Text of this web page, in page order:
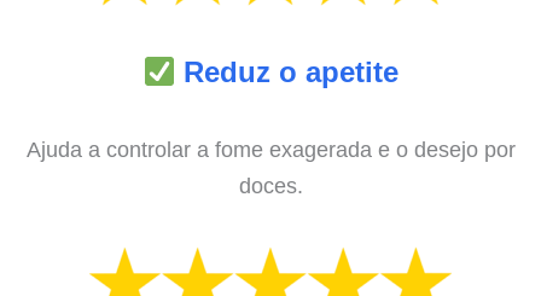
Reduz o apetite
Ajuda a controlar a fome exagerada e o desejo por
doces.